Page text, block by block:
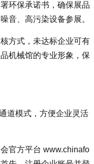
环保承诺书，确保展品
音、高污染设备参展。
方式，未达标企业可有
机械馆的专业形象，保
道模式，方便企业灵活
官方平台 www.chinafo